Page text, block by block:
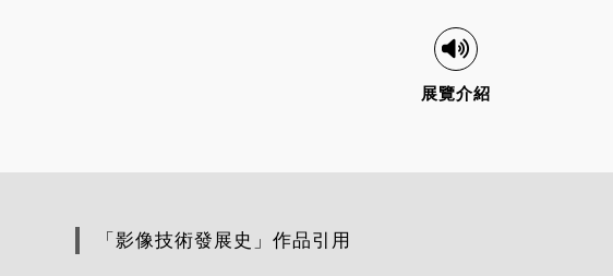
展覽介紹
「影像技術發展史」作品引用